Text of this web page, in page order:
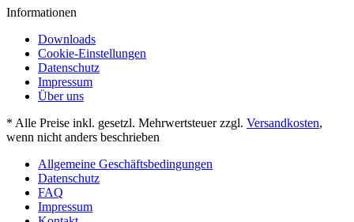
Informationen
Downloads
Cookie-Einstellungen
Datenschutz
Impressum
Über uns
* Alle Preise inkl. gesetzl. Mehrwertsteuer zzgl. Versandkosten,
wenn nicht anders beschrieben
Allgemeine Geschäftsbedingungen
Datenschutz
FAQ
Impressum